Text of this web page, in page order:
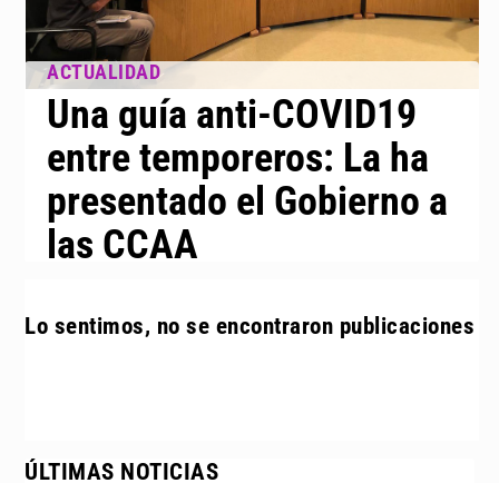
Una guía anti-COVID19
entre temporeros: La ha
presentado el Gobierno a
las CCAA
Lo sentimos, no se encontraron publicaciones
ÚLTIMAS NOTICIAS